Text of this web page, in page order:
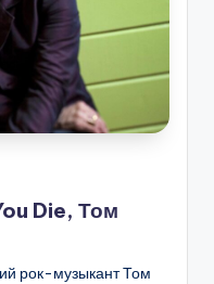
Die, Том
рок-музыкант Том